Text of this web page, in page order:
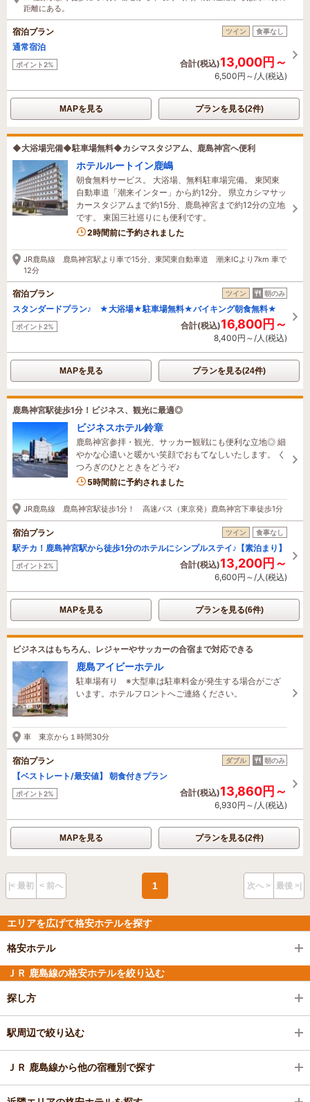
距離にある。
宿泊プラン ツイン 食事なし
通常宿泊
ポイント2% 合計(税込)13,000円～
6,500円～/人(税込)
MAPを見る プランを見る(2件)
◆大浴場完備◆駐車場無料◆カシマスタジアム、鹿島神宮へ便利
ホテルルートイン鹿嶋
朝食無料サービス。 大浴場、無料駐車場完備。 東関東
自動車道「潮来インター」から約12分。 県立カシマサッ
カースタジアムまで約15分、鹿島神宮まで約12分の立地
です。 東国三社巡りにも便利です。
2時間前に予約されました
JR鹿島線 鹿島神宮駅より車で15分、東関東自動車道 潮来ICより7km 車で
12分
宿泊プラン ツイン 朝のみ
スタンダードプラン♪ ★大浴場★駐車場無料★バイキング朝食無料★
ポイント2% 合計(税込)16,800円～
8,400円～/人(税込)
MAPを見る プランを見る(24件)
鹿島神宮駅徒歩1分！ビジネス、観光に最適◎
ビジネスホテル鈴章
鹿島神宮参拝・観光、サッカー観戦にも便利な立地◎ 細
やかな心遣いと暖かい笑顔でおもてなしいたします。 く
つろぎのひとときをどうぞ♪
5時間前に予約されました
JR鹿島線 鹿島神宮駅徒歩1分！ 高速バス（東京発）鹿島神宮下車徒歩1分
宿泊プラン ツイン 食事なし
駅チカ！鹿島神宮駅から徒歩1分のホテルにシンプルステイ♪【素泊まり】
ポイント2% 合計(税込)13,200円～
6,600円～/人(税込)
MAPを見る プランを見る(6件)
ビジネスはもちろん、レジャーやサッカーの合宿まで対応できる
鹿島アイビーホテル
駐車場有り ※大型車は駐車料金が発生する場合がござ
います。ホテルフロントへご連絡ください。
車 東京から１時間30分
宿泊プラン ダブル 朝のみ
【ベストレート/最安値】 朝食付きプラン
ポイント2% 合計(税込)13,860円～
6,930円～/人(税込)
MAPを見る プランを見る(2件)
|< 最初 < 前へ 1 次へ > 最後 >|
エリアを広げて格安ホテルを探す
格安ホテル
ＪＲ 鹿島線の格安ホテルを絞り込む
探し方
駅周辺で絞り込む
ＪＲ 鹿島線から他の宿種別で探す